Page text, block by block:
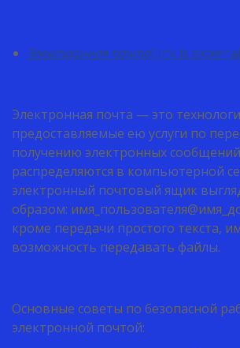
Электронная почта(link is
Электронная почта — это
предоставляемые ею услуги по
получению электронных
распределяются в компьютерной
электронный почтовый ящик
образом:
кроме передачи простого текста,
возможность передавать файлы.
Основные советы по безопасной
электронной почтой: